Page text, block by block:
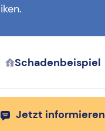
Schadenbeispiel
Jetzt informieren